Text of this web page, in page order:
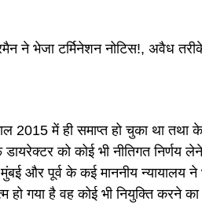
ने भेजा टर्मिनेशन नोटिस!, अवैध
2015 में ही समाप्त हो चुका था तथा
को कोई भी नीतिगत निर्णय
और पूर्व के कई माननीय न्यायालय ने
गया है वह कोई भी नियुक्ति करने